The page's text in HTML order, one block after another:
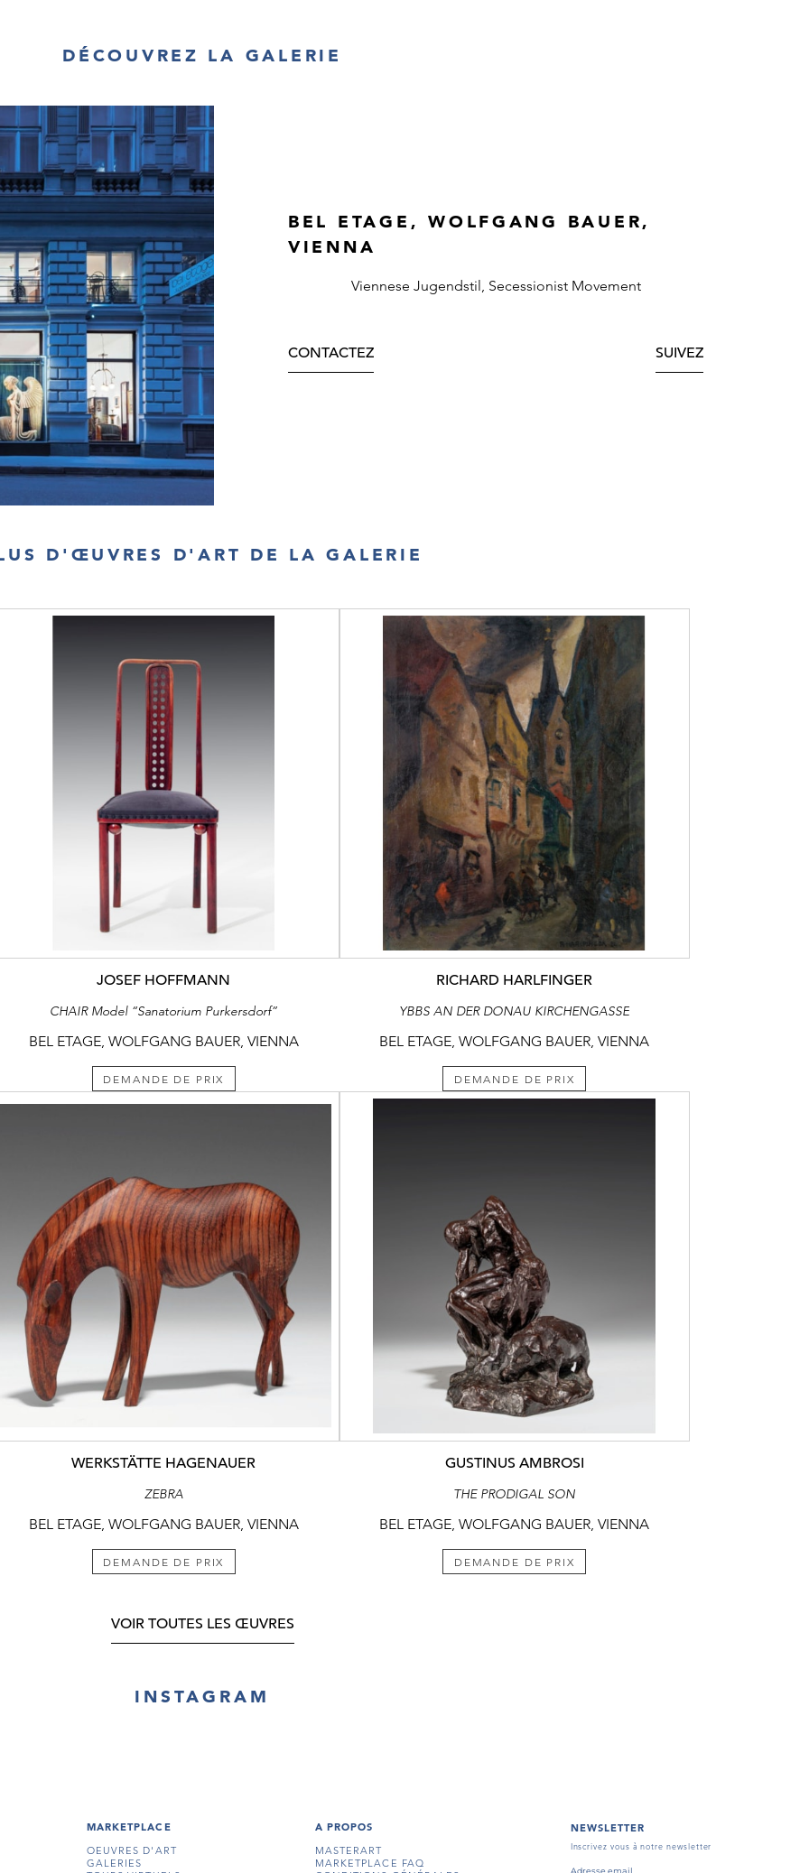
DÉCOUVREZ LA GALERIE
BEL ETAGE, WOLFGANG BAUER,
VIENNA
Viennese Jugendstil, Secessionist Movement
CONTACTEZ SUIVEZ
D'ŒUVRES D'ART DE LA GALERIE
JOSEF HOFFMANN
CHAIR Model “Sanatorium Purkersdorf”
BEL ETAGE, WOLFGANG BAUER, VIENNA
DEMANDE DE PRIX
RICHARD HARLFINGER
YBBS AN DER DONAU KIRCHENGASSE
BEL ETAGE, WOLFGANG BAUER, VIENNA
DEMANDE DE PRIX
WERKSTÄTTE HAGENAUER
ZEBRA
BEL ETAGE, WOLFGANG BAUER, VIENNA
DEMANDE DE PRIX
GUSTINUS AMBROSI
THE PRODIGAL SON
BEL ETAGE, WOLFGANG BAUER, VIENNA
DEMANDE DE PRIX
VOIR TOUTES LES ŒUVRES
INSTAGRAM
MARKETPLACE
OEUVRES D'ART
GALERIES
A PROPOS
MASTERART
MARKETPLACE FAQ
NEWSLETTER
Inscrivez vous à notre newsletter